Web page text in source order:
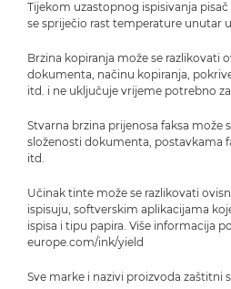
Tijekom uzastopnog ispisivanja
se spriječio rast temperature unutar
Brzina kopiranja može se razlikovati
dokumenta, načinu kopiranja,
itd. i ne uključuje vrijeme potrebno za
Stvarna brzina prijenosa faksa može
složenosti dokumenta, postavkama
itd.
Učinak tinte može se razlikovati
ispisuju, softverskim aplikacijama
ispisa i tipu papira. Više informacija
europe.com/ink/yield
Sve marke i nazivi proizvoda zaštitni